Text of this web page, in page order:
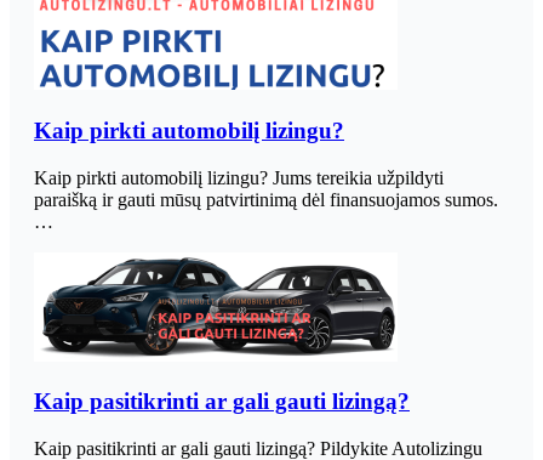
Kaip pirkti automobilį lizingu?
Kaip pirkti automobilį lizingu? Jums tereikia užpildyti
paraišką ir gauti mūsų patvirtinimą dėl finansuojamos sumos.
…
Kaip pasitikrinti ar gali gauti lizingą?
Kaip pasitikrinti ar gali gauti lizingą? Pildykite Autolizingu